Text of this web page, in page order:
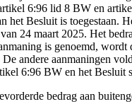
6:96 lid 8 BW en
het Besluit is toegestaan.
24 maart 2025. Het
is genoemd, wordt
andere aanmaningen
6:96 BW en het Besluit
bedrag aan